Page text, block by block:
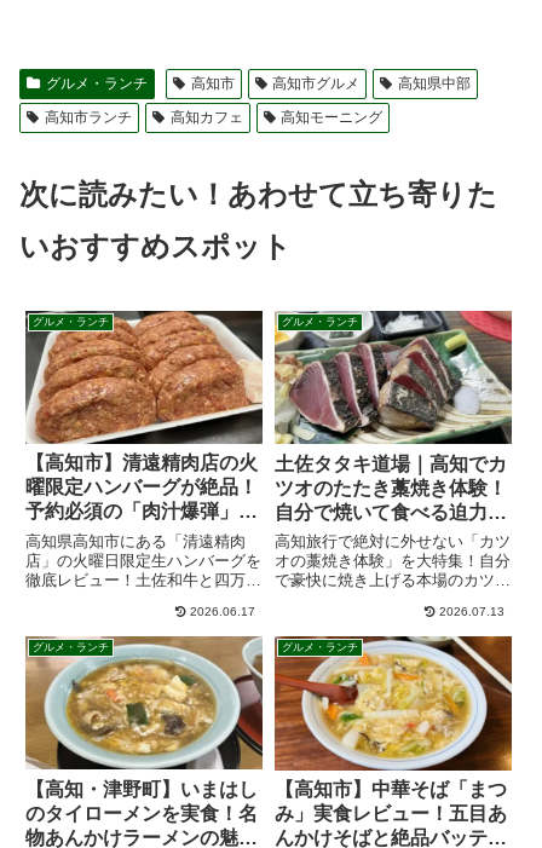
グルメ・ランチ 高知市 高知市グルメ
高知県中部
高知市ランチ
高知カフェ 高知モーニング
次に読みたい！あわせて立ち寄りた
いおすすめスポット
グルメ・ランチ
【高知市】清遠精肉店の火
曜限定ハンバーグが絶品！
予約必須の「肉汁爆弾」を
実食
高知県高知市にある「清遠精肉
店」の火曜日限定生ハンバーグを
徹底レビュー！土佐和牛と四万十
ではの「肉汁爆弾」の魅力や、美
味しく焼くコツ、予約方法を詳し
く紹介します。今日の晩ごはん
は、お家で本格ハンバーグを楽し
みませんか？
2026.06.17
グルメ・ランチ
土佐タタキ道場｜高知でカ
ツオのたたき藁焼き体験！
自分で焼いて食べる迫力満
点の人気グルメ
高知旅行で絶対に外せない「カツ
オの藁焼き体験」を大特集！自分
で豪快に焼き上げる本場のカツオ
では、おすすめの体験施設（黒潮
工房など）の魅力、料金やアクセ
スなどの基本情報、体験の流れや
よくある質問まで徹底解説しま
す！
2026.07.13
グルメ・ランチ
【高知・津野町】いまはし
のタイローメンを実食！名
物あんかけラーメンの魅
グルメ・ランチ
【高知市】中華そば「まつ
み」実食レビュー！五目あ
んかけそばと絶品バッテラ